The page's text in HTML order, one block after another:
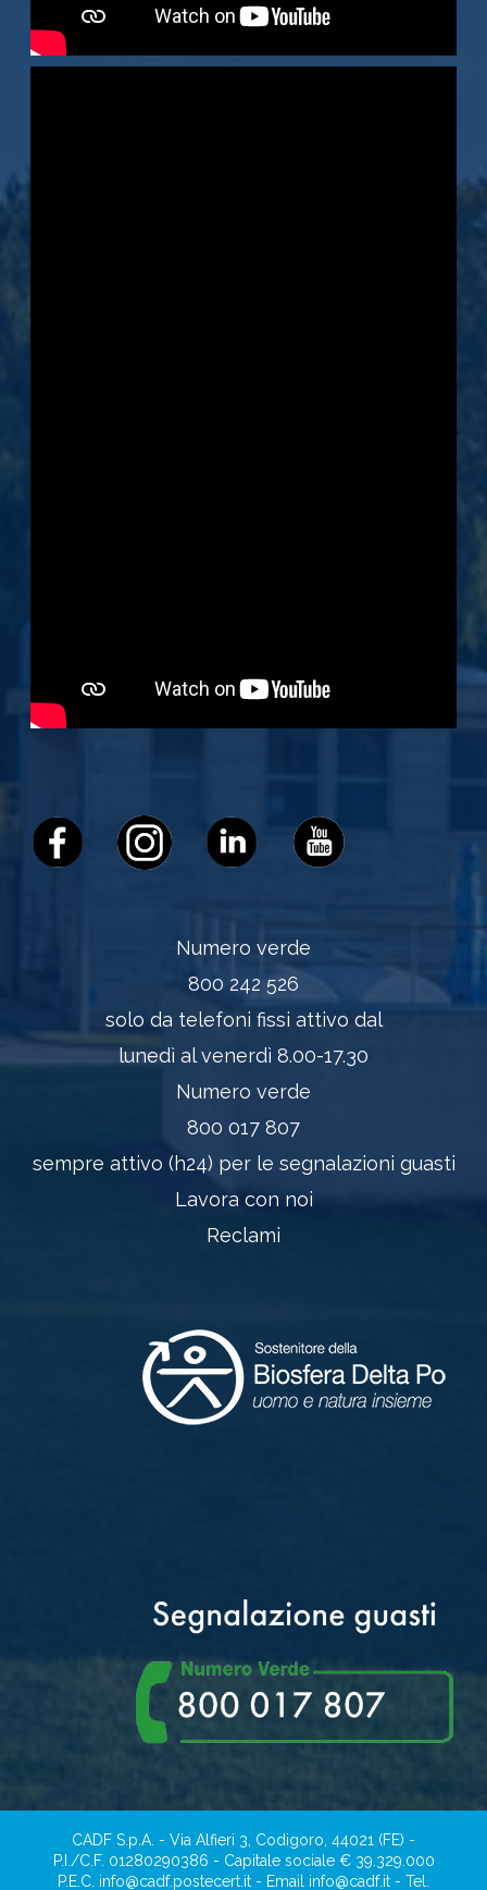
Numero verde
800 242 526
solo da telefoni fissi attivo dal
lunedì al venerdì 8.00-17.30
Numero verde
800 017 807
sempre attivo (h24) per le segnalazioni guasti
Lavora con noi
Reclami
CADF S.p.A. - Via Alfieri 3, Codigoro, 44021 (FE) -
P.I./C.F. 01280290386 - Capitale sociale € 39.329.000
P.E.C. info@cadf.postecert.it - Email info@cadf.it - Tel.